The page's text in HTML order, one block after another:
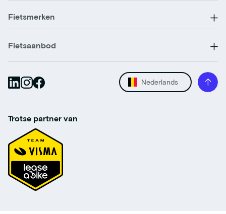
Fietsmerken
Fietsaanbod
Nederlands
Trotse partner van